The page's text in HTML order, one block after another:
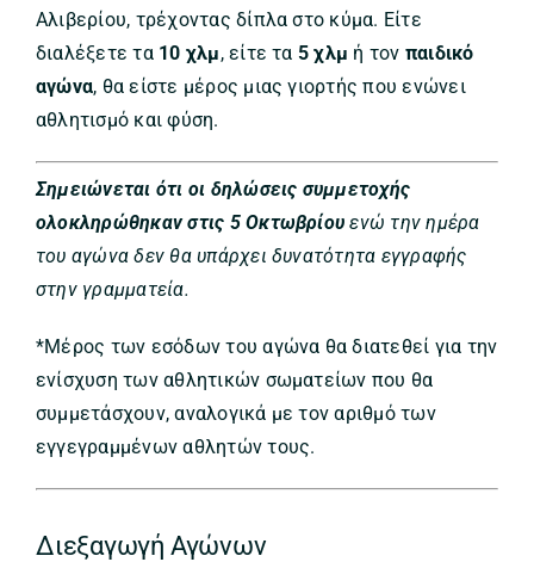
Αλιβερίου, τρέχοντας δίπλα στο κύμα. Είτε
διαλέξετε τα 10 χλμ, είτε τα 5 χλμ ή τον παιδικό
αγώνα, θα είστε μέρος μιας γιορτής που ενώνει
αθλητισμό και φύση.
Σημειώνεται ότι οι δηλώσεις συμμετοχής
ολοκληρώθηκαν στις 5 Οκτωβρίουενώ την ημέρα
του αγώνα δεν θα υπάρχει δυνατότητα εγγραφής
στην γραμματεία.
*Μέρος των εσόδων του αγώνα θα διατεθεί για την
ενίσχυση των αθλητικών σωματείων που θα
συμμετάσχουν, αναλογικά με τον αριθμό των
εγγεγραμμένων αθλητών τους.
Διεξαγωγή Αγώνων